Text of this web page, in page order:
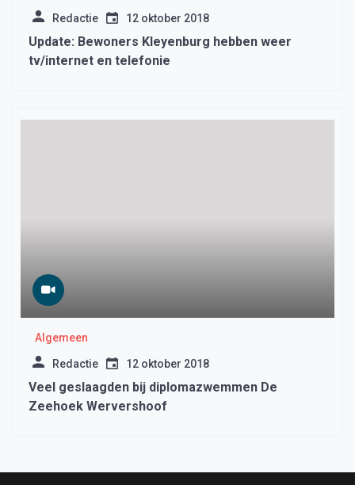
Redactie 12 oktober 2018
Update: Bewoners Kleyenburg hebben weer
tv/internet en telefonie
Algemeen
Redactie 12 oktober 2018
Veel geslaagden bij diplomazwemmen De
Zeehoek Wervershoof